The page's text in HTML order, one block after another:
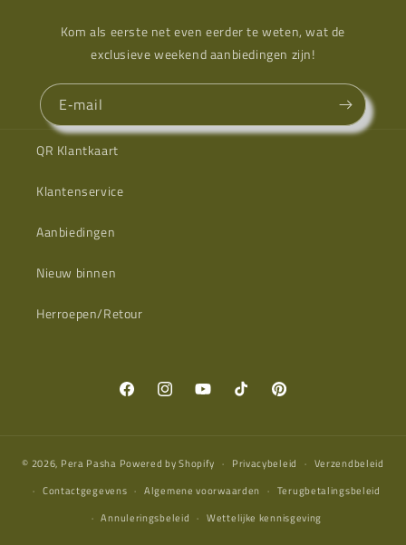
Kom als eerste net even eerder te weten, wat de
exclusieve weekend aanbiedingen zijn!
E‑mail
QR Klantkaart
Klantenservice
Aanbiedingen
Nieuw binnen
Herroepen/Retour
FacebookInstagramYouTubeTikTok Pinterest
© 2026, Pera Pasha Powered by Shopify Privacybeleid
Verzendbeleid
Contactgegevens
Algemene voorwaarden
Terugbetalingsbeleid
Annuleringsbeleid
Wettelijke kennisgeving